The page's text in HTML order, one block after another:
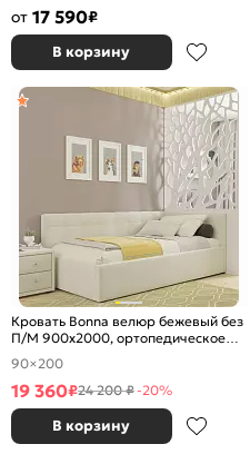
от 17 590₽
В корзину
Кровать Bonna велюр бежевый без
П/М 900x2000, ортопедическое
основание, изголовье мягкое
90×200
19 360₽24 200 ₽-20%
В корзину